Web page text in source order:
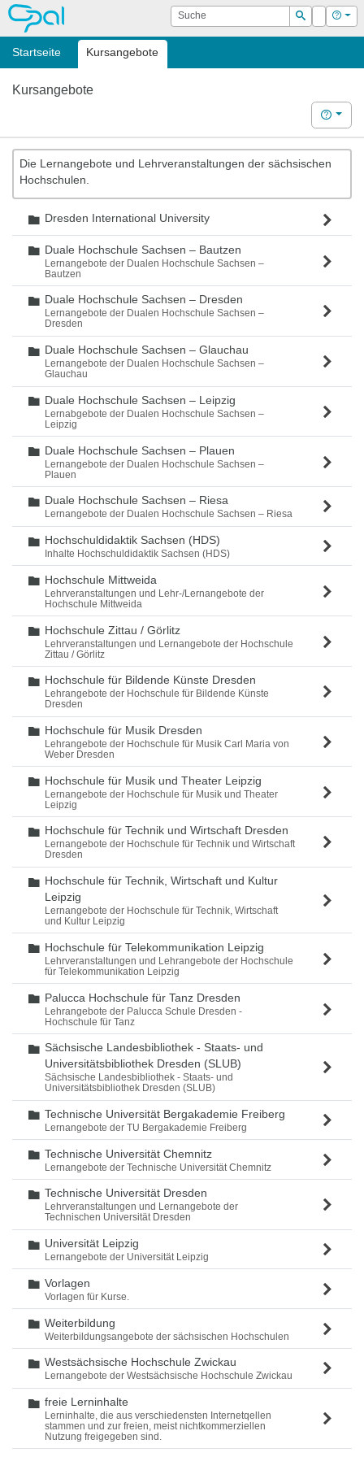
OPAL Suche
Suchen
Login Hilfe
Startseite Kursangebote
Kursangebote
Hilfe
Die Lernangebote und Lehrveranstaltungen der sächsischen
Hochschulen.
Ordner
Dresden International University
Ordner
Duale Hochschule Sachsen – Bautzen
Lernangebote der Dualen Hochschule Sachsen –
Bautzen
Ordner
Duale Hochschule Sachsen – Dresden
Lernangebote der Dualen Hochschule Sachsen –
Dresden
Ordner
Duale Hochschule Sachsen – Glauchau
Lernangebote der Dualen Hochschule Sachsen –
Glauchau
Ordner
Duale Hochschule Sachsen – Leipzig
Lernabgebote der Dualen Hochschule Sachsen –
Leipzig
Ordner
Duale Hochschule Sachsen – Plauen
Lernangebote der Dualen Hochschule Sachsen –
Plauen
Ordner
Duale Hochschule Sachsen – Riesa
Lernangebote der Dualen Hochschule Sachsen – Riesa
Ordner
Hochschuldidaktik Sachsen (HDS)
Inhalte Hochschuldidaktik Sachsen (HDS)
Ordner
Hochschule Mittweida
Lehrveranstaltungen und Lehr-/Lernangebote der
Hochschule Mittweida
Ordner
Hochschule Zittau / Görlitz
Lehrveranstaltungen und Lernangebote der Hochschule
Zittau / Görlitz
Ordner
Hochschule für Bildende Künste Dresden
Lehrangebote der Hochschule für Bildende Künste
Dresden
Ordner
Hochschule für Musik Dresden
Lehrangebote der Hochschule für Musik Carl Maria von
Weber Dresden
Ordner
Hochschule für Musik und Theater Leipzig
Lernangebote der Hochschule für Musik und Theater
Leipzig
Ordner
Hochschule für Technik und Wirtschaft Dresden
Lernangebote der Hochschule für Technik und Wirtschaft
Dresden
Ordner
Hochschule für Technik, Wirtschaft und Kultur
Leipzig
Lernangebote der Hochschule für Technik, Wirtschaft
und Kultur Leipzig
Ordner
Hochschule für Telekommunikation Leipzig
Lehrveranstaltungen und Lehrangebote der Hochschule
für Telekommunikation Leipzig
Ordner
Palucca Hochschule für Tanz Dresden
Lehrangebote der Palucca Schule Dresden -
Hochschule für Tanz
Ordner
Sächsische Landesbibliothek - Staats- und
Universitätsbibliothek Dresden (SLUB)
Sächsische Landesbibliothek - Staats- und
Universitätsbibliothek Dresden (SLUB)
Ordner
Technische Universität Bergakademie Freiberg
Lernangebote der TU Bergakademie Freiberg
Ordner
Technische Universität Chemnitz
Lernangebote der Technische Universität Chemnitz
Ordner
Technische Universität Dresden
Lehrveranstaltungen und Lernangebote der
Technischen Universität Dresden
Ordner
Universität Leipzig
Lernangebote der Universität Leipzig
Ordner
Vorlagen
Vorlagen für Kurse.
Ordner
Weiterbildung
Weiterbildungsangebote der sächsischen Hochschulen
Ordner
Westsächsische Hochschule Zwickau
Lernangebote der Westsächsische Hochschule Zwickau
Ordner
freie Lerninhalte
Lerninhalte, die aus verschiedensten Internetqellen
stammen und zur freien, meist nichtkommerziellen
Nutzung freigegeben sind.